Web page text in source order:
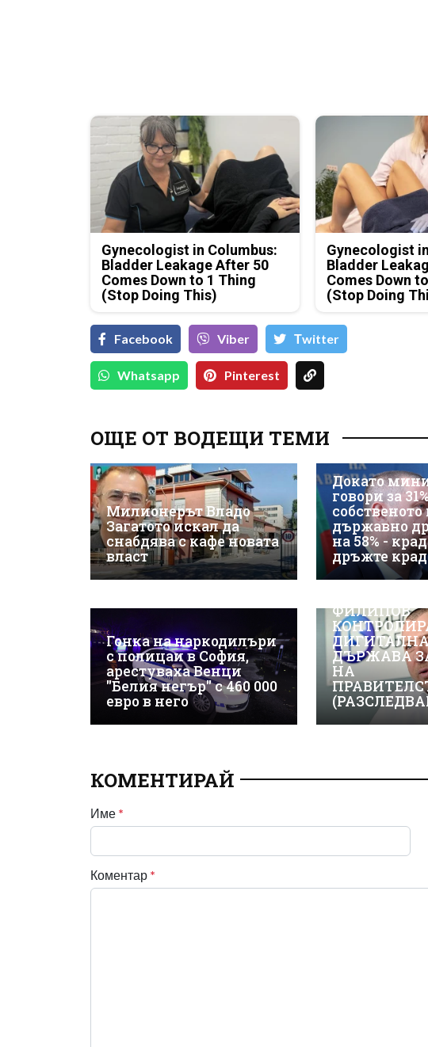
Gynecologist in Columbus:
Bladder Leakage After 50
Comes Down to 1 Thing
(Stop Doing This)
Gynecologist
Bladder
Comes Down
(Stop Doing
Facebook Viber Тwitter
Whatsapp Pinterest
ОЩЕ ОТ ВОДЕЩИ ТЕМИ
Милионерът Владо
Загатото искал да
снабдява с кафе новата
власт
Докато
говори за
държавно
на 58% -
дръжте
Гонка на наркодилъри
с полицаи в София,
арестуваха Венци
"Белия негър" с 460 000
евро в него
ФИЛИПОВ
ДЪРЖАВА
НА
КОМЕНТИРАЙ
Име *
Коментар *